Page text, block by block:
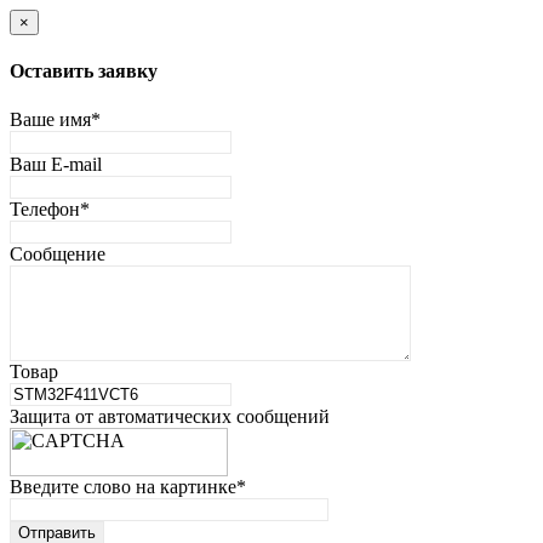
×
Оставить заявку
Ваше имя*
Ваш E-mail
Телефон*
Сообщение
Товар
Защита от автоматических сообщений
Введите слово на картинке*